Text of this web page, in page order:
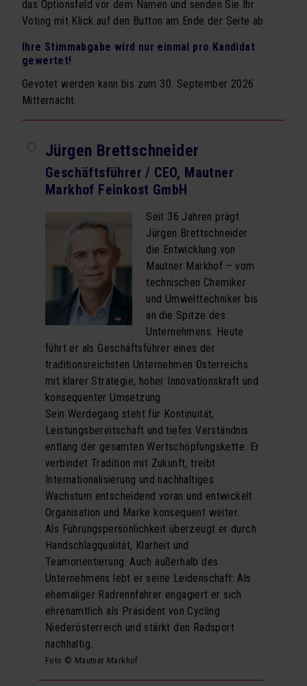
Vortragsprogramm
BÜCHER
Schachmatt dem Firmentod
ÜBER UNS
Team
Kooperationen
Referenzen
proM² in der Presse
das Optionsfeld vor dem Namen und senden Sie Ihr
Voting mit Klick auf den Button am Ende der Seite ab.
Ihre Stimmabgabe wird nur einmal pro Kandidat
gewertet!
Gevotet werden kann bis zum 30. September 2026
Mitternacht.
Jürgen Brettschneider
Geschäftsführer / CEO, Mautner
Markhof Feinkost GmbH
Seit 36 Jahren prägt
Jürgen Brettschneider
die Entwicklung von
Mautner Markhof – vom
technischen Chemiker
und Umwelttechniker bis
an die Spitze des
Unternehmens. Heute
führt er als Geschäftsführer eines der
traditionsreichsten Unternehmen Österreichs
mit klarer Strategie, hoher Innovationskraft und
konsequenter Umsetzung.
Sein Werdegang steht für Kontinuität,
Leistungsbereitschaft und tiefes Verständnis
entlang der gesamten Wertschöpfungskette. Er
verbindet Tradition mit Zukunft, treibt
Internationalisierung und nachhaltiges
Wachstum entscheidend voran und entwickelt
Organisation und Marke konsequent weiter.
Als Führungspersönlichkeit überzeugt er durch
Handschlagqualität, Klarheit und
Teamorientierung. Auch außerhalb des
Unternehmens lebt er seine Leidenschaft: Als
ehemaliger Radrennfahrer engagiert er sich
ehrenamtlich als Präsident von Cycling
Niederösterreich und stärkt den Radsport
nachhaltig.
Foto © Mautner Markhof